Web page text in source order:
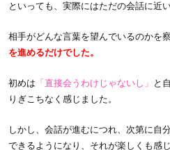
といっても、実際にはただの会話に近
相手がどんな言葉を望んでいるのかを察
を進めるだけでした。
初めは 「直接会うわけじゃないし」 と
りぎこちなく感じました。
しかし、会話が進むにつれ、次第に自
できるようになり、それが楽しくも感